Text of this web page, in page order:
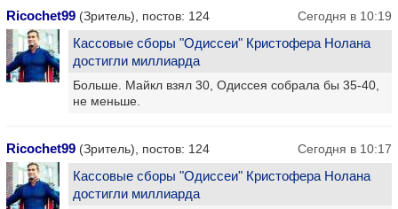
Ricochet99 (Зритель), постов: 124 Сегодня в 10:19
Кассовые сборы "Одиссеи" Кристофера Нолана
достигли миллиарда
Больше. Майкл взял 30, Одиссея собрала бы 35-40,
не меньше.
Ricochet99 (Зритель), постов: 124 Сегодня в 10:17
Кассовые сборы "Одиссеи" Кристофера Нолана
достигли миллиарда